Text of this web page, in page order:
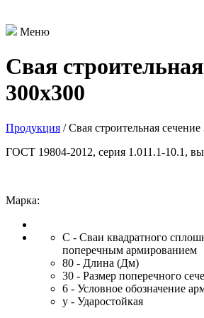
Меню
Свая
300х300
Продукция / Свая строительная
ГОСТ 19804-2012, серия 1.011.1-10.1,
Марка:
С - Сваи квадратного
поперечным армированием
80 - Длина (Дм)
30 - Размер поперечного
6 - Условное обозначение
у - Ударостойкая